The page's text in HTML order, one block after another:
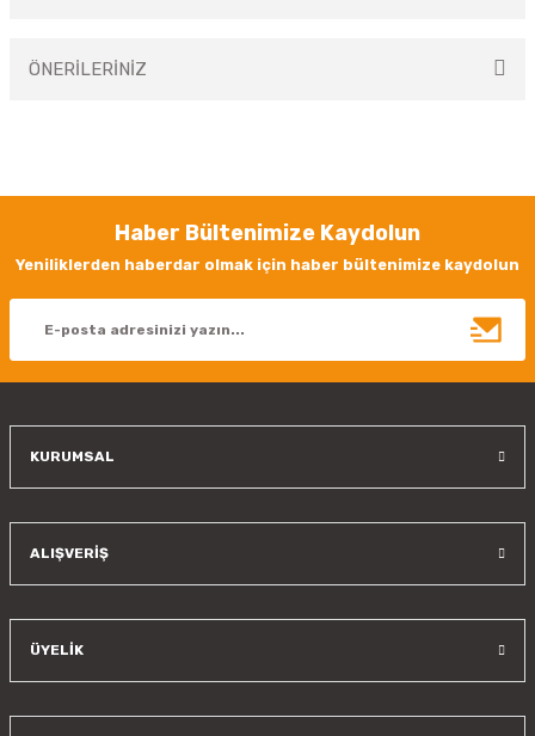
ÖNERİLERİNİZ
Görüş ve önerileriniz için teşekkür ederiz.
Bu ürüne benzer farklı alternatifler olmalı.
Haber Bültenimize Kaydolun
Yeniliklerden haberdar olmak için haber bültenimize kaydolun
KURUMSAL
ALIŞVERİŞ
ÜYELİK